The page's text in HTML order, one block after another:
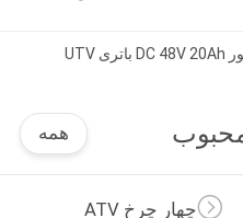
I6 الکتریکی سوپر ساکت 650W موتور DC 48V 20Ah باتری UTV
همه
چهار چرخ ATV